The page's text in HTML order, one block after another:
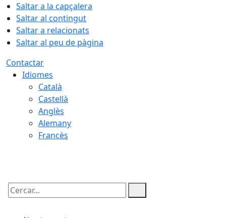
Saltar a la capçalera
Saltar al contingut
Saltar a relacionats
Saltar al peu de pàgina
Contactar
Idiomes
Català
Castellà
Anglès
Alemany
Francès
Cercar: